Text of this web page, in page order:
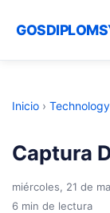
Inicio › Technology
Captura
miércoles, 21 de
6 min de lectura